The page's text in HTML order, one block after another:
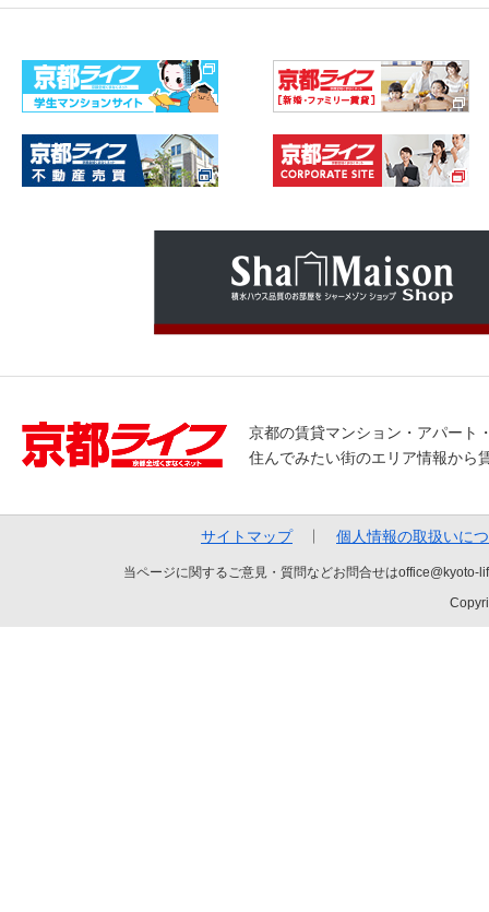
京都の賃貸マンション・アパート
住んでみたい街のエリア情報から
サイトマップ 個人情報の取扱いに
当ページに関するご意見・質問などお問合せは